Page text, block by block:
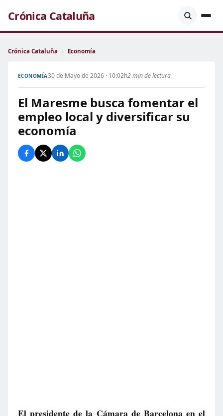
Crónica Cataluña
Crónica Cataluña › Economía
ECONOMÍA30 de Mayo de 2026 · 10:02h2 min de lectura
El Maresme busca fomentar el
empleo local y diversificar su
economía
El presidente de la Cámara de Barcelona en el